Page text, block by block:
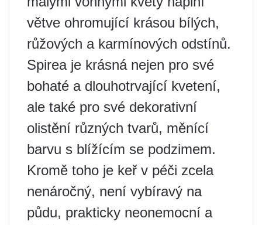
větve ohromující krásou bílých,
růžových a karmínových odstínů.
Spirea je krásná nejen pro své
bohaté a dlouhotrvající kvetení,
ale také pro své dekorativní
olistění různých tvarů, měnící
barvu s blížícím se podzimem.
Kromě toho je keř v péči zcela
nenáročný, není vybíravý na
půdu, prakticky neonemocní a